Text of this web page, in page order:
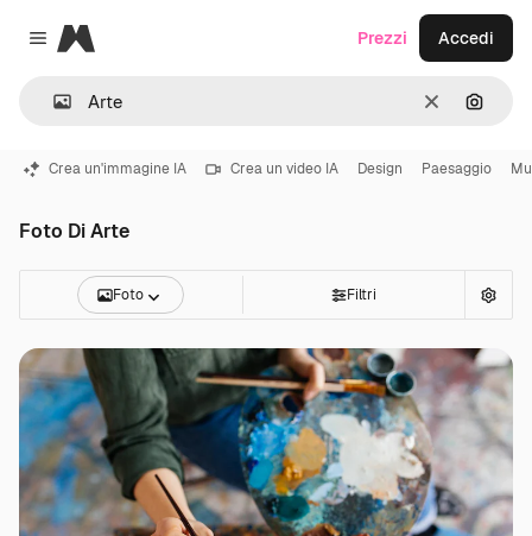
Close menu
Magnific
CancellaCerca
Prezzi Accedi
Crea un'immagine IA Crea un video IA Design Paesaggio
Foto Di Arte
Foto Filtri